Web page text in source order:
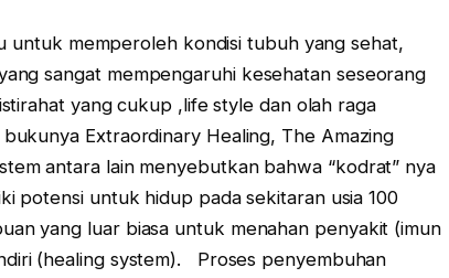
memperoleh kondisi tubuh yang sehat,
sangat mempengaruhi kesehatan seseorang
yang cukup ,life style dan olah raga
Extraordinary Healing, The Amazing
antara lain menyebutkan bahwa “kodrat” nya
potensi untuk hidup pada sekitaran usia 100
yang luar biasa untuk menahan penyakit (imun
(healing system). Proses penyembuhan